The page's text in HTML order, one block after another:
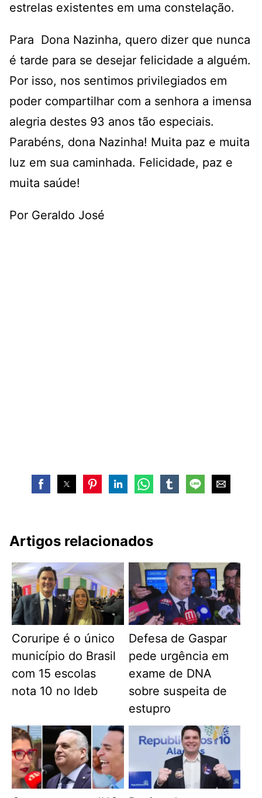
estrelas existentes em uma constelação.
Para Dona Nazinha, quero dizer que nunca
é tarde para se desejar felicidade a alguém.
Por isso, nos sentimos privilegiados em
poder compartilhar com a senhora a imensa
alegria destes 93 anos tão especiais.
Parabéns, dona Nazinha! Muita paz e muita
luz em sua caminhada. Felicidade, paz e
muita saúde!
Por Geraldo José
Artigos relacionados
Coruripe é o único
município do Brasil
com 15 escolas
nota 10 no Ideb
Defesa de Gaspar
pede urgência em
exame de DNA
sobre suspeita de
estupro